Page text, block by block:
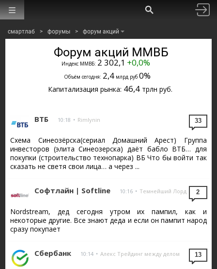
смартлаб > форумы > форум акций
Форум акций ММВБ
Индекс ММВБ: 2 302,1 +0,0%
Объём сегодня: 2,4млрд руб 0%
Капитализация рынка: 46,4 трлн руб.
ВТБ 10:18 • Rimlynin
Схема Синеозёрска(сериал Домашний Арест) Группа
инвесторов (элита Синеозерска) даёт бабло ВТБ… для
покупки (строительство технопарка) ВБ Что бы войти так
сказать не светя свои лица… а через ...
33
Софтлайн | Softline 10:16 • Темнейший Лорд
Nordstream, дед сегодня утром их пампил, как и
некоторые другие. Все знают деда и если он пампит народ
сразу покупает
2
Сбербанк 10:14 • Алекс Трейдинг между делом 13